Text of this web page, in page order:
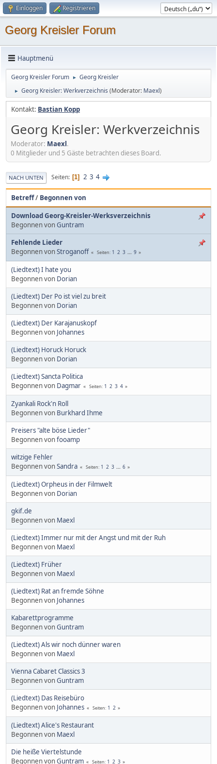
Einloggen Registrieren
Georg Kreisler Forum
Hauptmenü
Georg Kreisler Forum ► Georg Kreisler
► Georg Kreisler: Werkverzeichnis (Moderator: Maexl)
Kontakt: Bastian Kopp
Georg Kreisler: Werkverzeichnis
Moderator: Maexl.
0 Mitglieder und 5 Gäste betrachten dieses Board.
NACH UNTEN Seiten 1 2 3 4
Betreff/ Begonnen von
Download Georg-Kreisler-Werksverzeichnis
Begonnen von Guntram
Fehlende Lieder
Begonnen vonStroganoff Seiten 1 2 3 ... 9
(Liedtext) I hate you
Begonnen von Dorian
(Liedtext) Der Po ist viel zu breit
Begonnen von Dorian
(Liedtext) Der Karajanuskopf
Begonnen von Johannes
(Liedtext) Horuck Horuck
Begonnen von Dorian
(Liedtext) Sancta Politica
Begonnen von Dagmar Seiten 1 2 3 4
Zyankali Rock'n Roll
Begonnen von Burkhard Ihme
Preisers "alte böse Lieder"
Begonnen vonfooamp
witzige Fehler
Begonnen vonSandra Seiten 1 2 3 ... 6
(Liedtext) Orpheus in der Filmwelt
Begonnen von Dorian
gkif.de
Begonnen von Maexl
(Liedtext) Immer nur mit der Angst und mit der Ruh
Begonnen von Maexl
(Liedtext) Früher
Begonnen von Maexl
(Liedtext) Rat an fremde Söhne
Begonnen von Johannes
Kabarettprogramme
Begonnen vonGuntram
(Liedtext) Als wir noch dünner waren
Begonnen von Maexl
Vienna Cabaret Classics 3
Begonnen vonGuntram
(Liedtext) Das Reisebüro
Begonnen von Johannes Seiten 1 2
(Liedtext) Alice's Restaurant
Begonnen von Maexl
Die heiße Viertelstunde
Begonnen vonGuntram Seiten 1 2 3